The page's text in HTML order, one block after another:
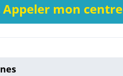
Appeler mon centre